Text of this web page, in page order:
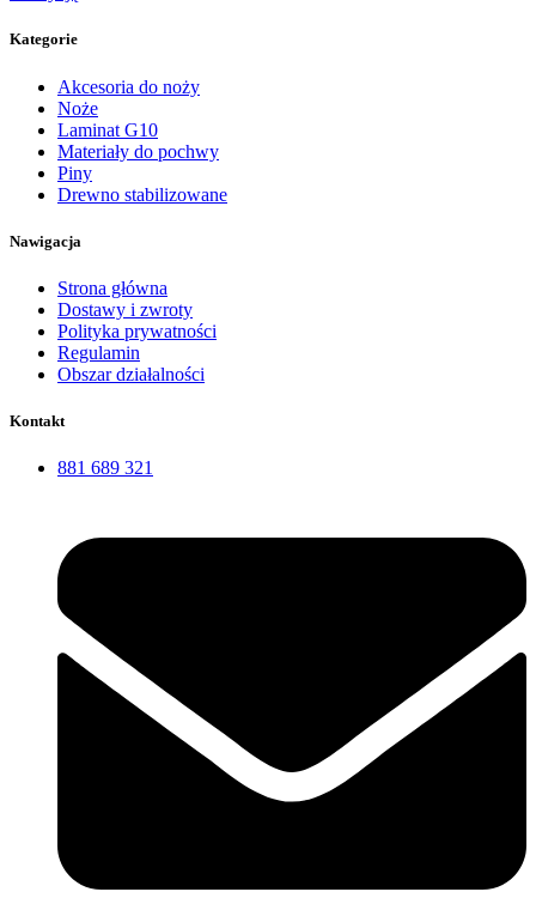
Kategorie
Akcesoria do noży
Noże
Laminat G10
Materiały do pochwy
Piny
Drewno stabilizowane
Nawigacja
Strona główna
Dostawy i zwroty
Polityka prywatności
Regulamin
Obszar działalności
Kontakt
881 689 321